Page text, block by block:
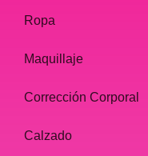
Ropa
Maquillaje
Corrección Corporal
Calzado